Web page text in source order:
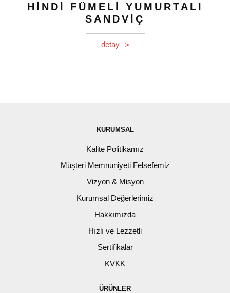
HİNDİ FÜMELİ YUMURTALI
SANDVİÇ
detay >
KURUMSAL
Kalite Politikamız
Müşteri Memnuniyeti Felsefemiz
Vizyon & Misyon
Kurumsal Değerlerimiz
Hakkımızda
Hızlı ve Lezzetli
Sertifikalar
KVKK
ÜRÜNLER